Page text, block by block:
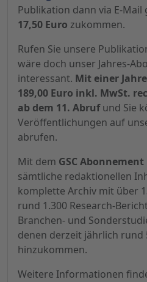
Publikation dann via E-
17,50 Euro zukommen.
Rufen Sie unsere
wäre doch unser Jahres-
interessant. Mit einer
189,00 Euro inkl. MwSt.
ab dem 11. Abrufund Sie
Veröffentlichungen auf
abrufen.
Mit dem GSC Abonnement
sämtliche redaktionellen
komplette Archiv mit über
rund 1.300 Research-
Branchen- und
denen derzeit jährlich rund
hinzukommen.
Weitere Informationen